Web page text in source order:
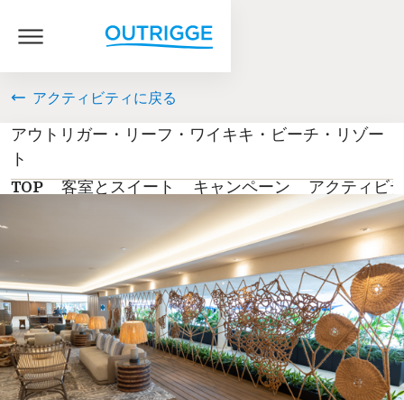
アクティビティに戻る
アウトリガー・リーフ・ワイキキ・ビーチ・リゾー
ト
TOP
客室とスイート キャンペーン アクティビ